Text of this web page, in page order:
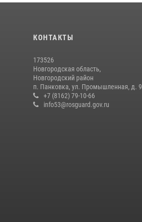
КОНТАКТЫ
173526
Новгородская область,
Новгородский район
п. Панковка, ул. Промышленная, д. 9
+7 (8162) 79-10-66
info53@rosguard.gov.ru